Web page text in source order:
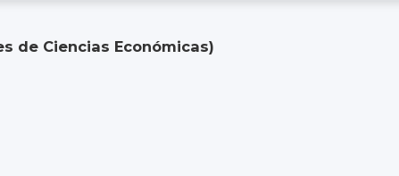
de Ciencias Económicas)